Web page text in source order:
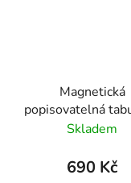
Magnetická
popisovatelná
tužkou a razítky
Skladem
690 Kč